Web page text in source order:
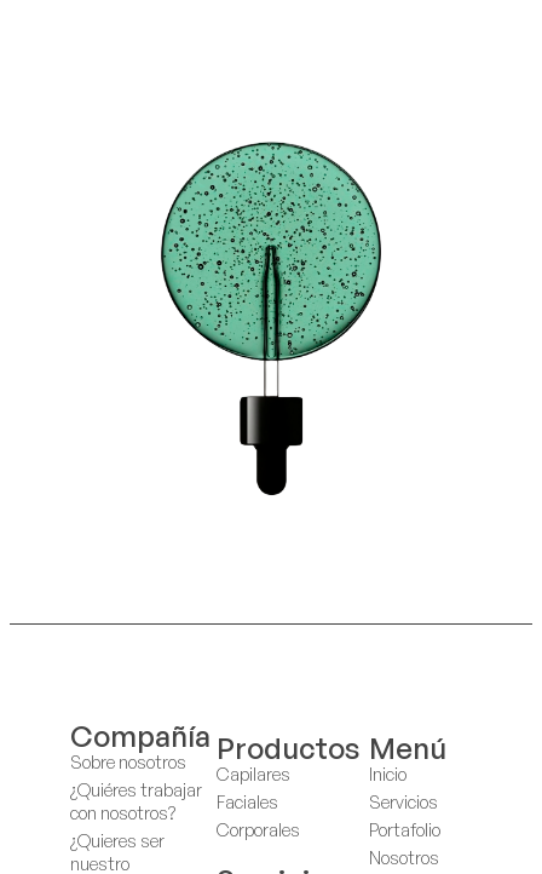
Compañía
Sobre nosotros
¿Quiéres trabajar
con nosotros?
¿Quieres ser
nuestro
Productos
Capilares
Faciales
Corporales
Menú
Inicio
Servicios
Portafolio
Nosotros